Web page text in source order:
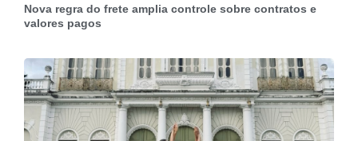
Nova regra do frete amplia controle sobre contratos e
valores pagos